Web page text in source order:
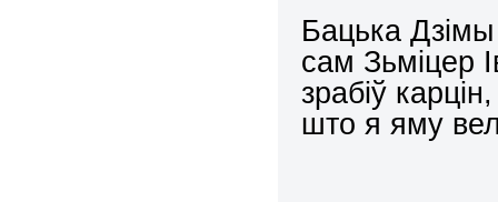
Бацька
сам Зьміцер
зрабіў
што я яму